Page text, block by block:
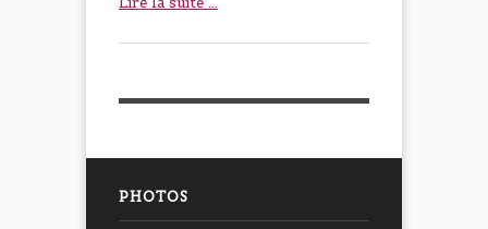
PHOTOS